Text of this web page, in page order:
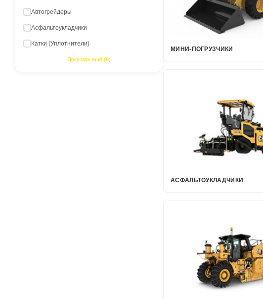
Автогрейдеры
Асфальтоукладчики
Катки (Уплотнители)
Показать ещё (9)
МИНИ-ПОГРУЗЧИКИ
АСФАЛЬТОУКЛАДЧИКИ